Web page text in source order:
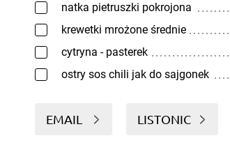
natka pietruszki pokrojona
krewetki mrożone średnie
cytryna - pasterek
ostry sos chili jak do sajgonek
EMAIL LISTONIC